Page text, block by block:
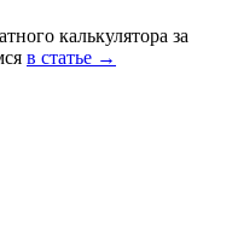
калькулятора за
в статье →